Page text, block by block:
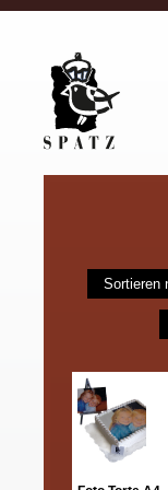
Sortieren